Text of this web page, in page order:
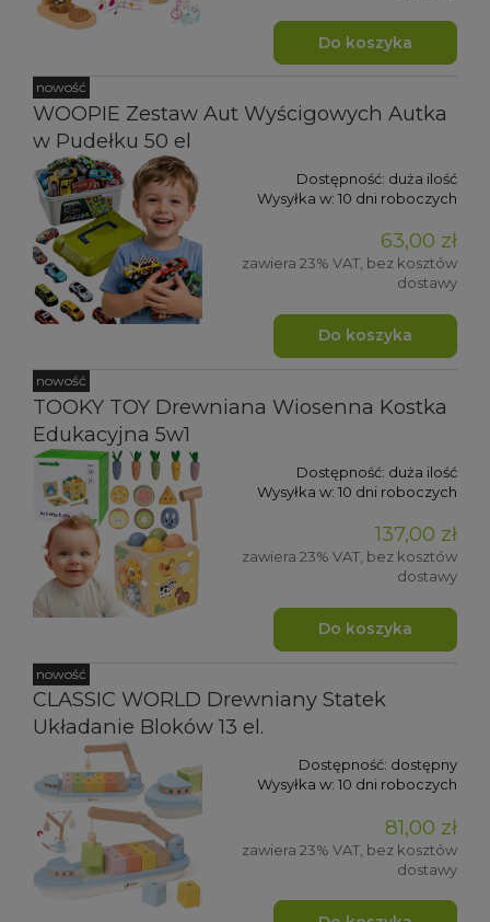
Do koszyka
WOOPIE Zestaw Aut Wyścigowych Autka
w Pudełku 50 el
Dostępność: duża ilość
Wysyłka w: 10 dni roboczych
63,00 zł
zawiera 23% VAT, bez kosztów
dostawy
Do koszyka
nowość
TOOKY TOY Drewniana Wiosenna Kostka
Edukacyjna 5w1
Dostępność: duża ilość
Wysyłka w: 10 dni roboczych
137,00 zł
zawiera 23% VAT, bez kosztów
dostawy
Do koszyka
nowość
CLASSIC WORLD Drewniany Statek
Układanie Bloków 13 el.
Dostępność: dostępny
Wysyłka w: 10 dni roboczych
81,00 zł
zawiera 23% VAT, bez kosztów
dostawy
nowość